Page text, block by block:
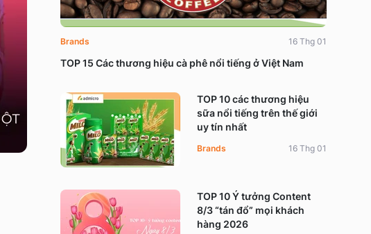
TOP 15 Các thương hiệu cà phê nổi tiếng ở Việt Nam
Brands 16 Thg 01
TOP 10 các thương hiệu
sữa nổi tiếng trên thế giới
uy tín nhất
Brands 16 Thg 01
TOP 10 Ý tưởng Content
8/3 “tán đổ” mọi khách
hàng 2026